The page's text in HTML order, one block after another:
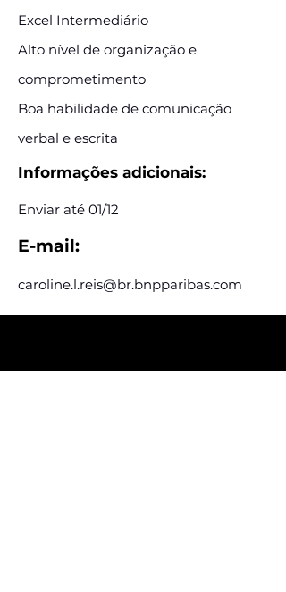
Excel Intermediário
Alto nível de organização e
comprometimento
Boa habilidade de comunicação
verbal e escrita
Informações adicionais:
Enviar até 01/12
E-mail:
caroline.l.reis@br.bnpparibas.com